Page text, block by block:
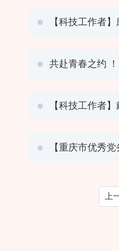
【科技工作者
共赴青春之约
【科技工作者
【重庆市优秀
上